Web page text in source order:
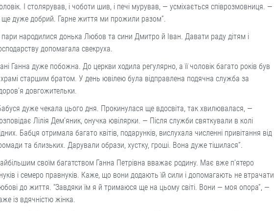
І столярував, і чоботи шив, і печі мурував, — усміхається співрозмовниця. —
дуже добрий. Гарне життя ми прожили разом”.
народилися донька Любов та сини Дмитро й Іван. Давати раду дітям і
допомагала свекруха.
Ганна дуже побожна. До церкви ходила регулярно, а її чоловік багато років був
старшим братом. У день ювілею була відправлена подячна служба за
довгожительки.
дуже чекала цього дня. Прокинулася ще вдосвіта, так хвилювалася, —
Лілія Дем’яник, онучка ювілярки. — Після служби святкували в колі
Бабця отримала багато квітів, подарунків, вислухала численні привітання від
та близьких. Дарували образи, хустку, гроші. Вона дуже тішилася”.
своїм багатством Ганна Петрівна вважає родину. Має вже п’ятеро
і семеро правнуків. Каже, що вони додають їй сили і допомагають не втрачати
до життя. “Завдяки їм я й тримаюся ще на цьому світі. Вони — моя опора”, —
із вдячністю жінка.